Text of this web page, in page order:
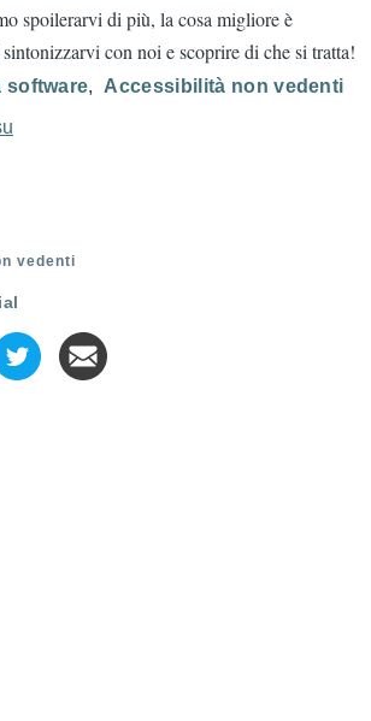
spoilerarvi di più, la cosa migliore è
con noi e scoprire di che si tratta!
software
Accessibilità non vedenti
ottobre
vedenti